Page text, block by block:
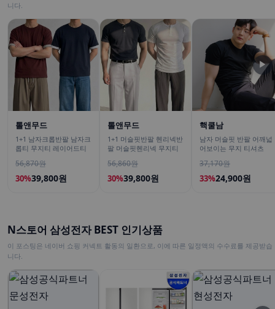
니다.
톨앤무드
1+1 남자크롭반팔 남자크
롭티 무지티 레이어드티
56,870원
30%39,800원
톨앤무드
1+1 머슬핏반팔 헨리넥반
팔 머슬핏헨리넥 무지티
56,860원
30%39,800원
핵쿨남
남자 머슬핏 반팔 어깨넓
어보이는 무지 티셔츠
37,170원
33%24,900원
▶
N스토어 삼성전자 BEST 인기상품
이 포스팅은 네이버 쇼핑 커넥트 활동의 일환으로, 이에 따른 일정액의 수수료를 제공받습
니다.